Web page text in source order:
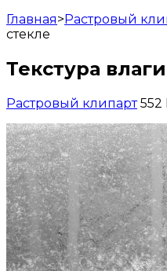
Главная>Растровый
стекле
Текстура
Растровый клипарт